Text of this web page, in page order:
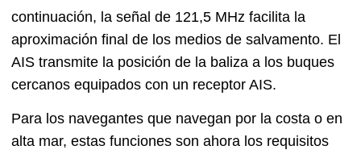
continuación, la señal de 121,5 MHz facilita la
aproximación final de los medios de salvamento. El
AIS transmite la posición de la baliza a los buques
cercanos equipados con un receptor AIS.
Para los navegantes que navegan por la costa o en
alta mar, estas funciones son ahora los requisitos